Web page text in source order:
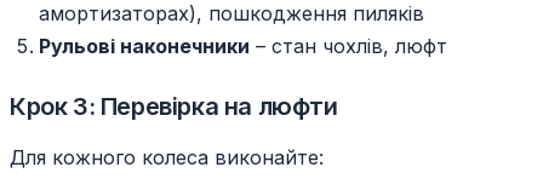
амортизаторах), пошкодження пиляків
Рульові наконечники – стан чохлів, люфт
Крок 3: Перевірка на люфти
Для кожного колеса виконайте: